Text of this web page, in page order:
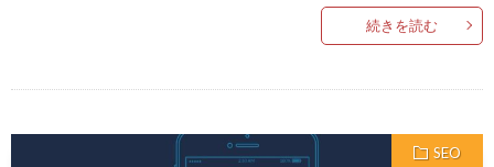
続きを読む
SEO